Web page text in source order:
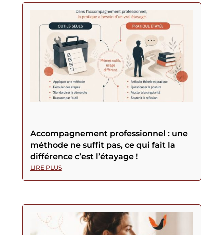
Accompagnement professionnel : une
méthode ne suffit pas, ce qui fait la
différence c’est l’étayage !
LIRE PLUS